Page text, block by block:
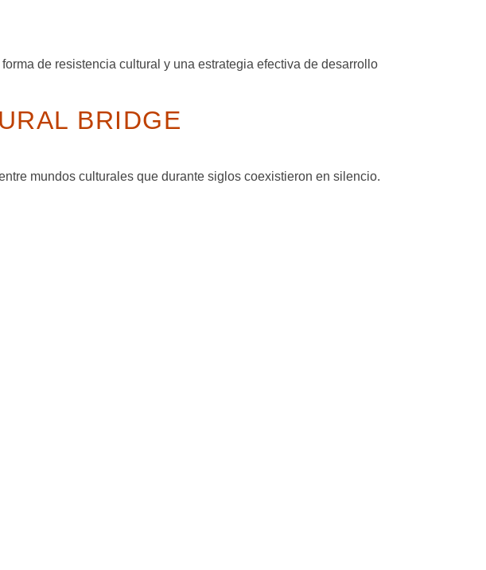
de resistencia cultural y una estrategia efectiva de desarrollo
BRIDGE
mundos culturales que durante siglos coexistieron en silencio.